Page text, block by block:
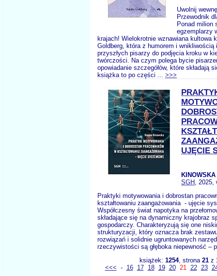
Uwolnij
Przewodnik
Ponad milion
egzemplarzy
krajach! Wielokrotnie wznawiana kultowa
Goldberg, która z humorem i wnikliwością
przyszłych pisarzy do podjęcia kroku w
twórczości. Na czym polega bycie
opowiadanie szczegółów, które składają
książka to po części ... >>>
UJĘCIE
KINOWSKA
SGH, 2025,
Praktyki motywowania i dobrostan
kształtowaniu zaangażowania - ujęcie
Współczesny świat napotyka na
składające się na dynamiczny krajobraz
gospodarczy. Charakteryzują się one
strukturyzacji, który oznacza brak
rozwiązań i solidnie ugruntowanych
rzeczywistości są głęboka niepewność –
książek: 1254, strona 21 z
<<< - 16 17 18 19 20 21 22 23